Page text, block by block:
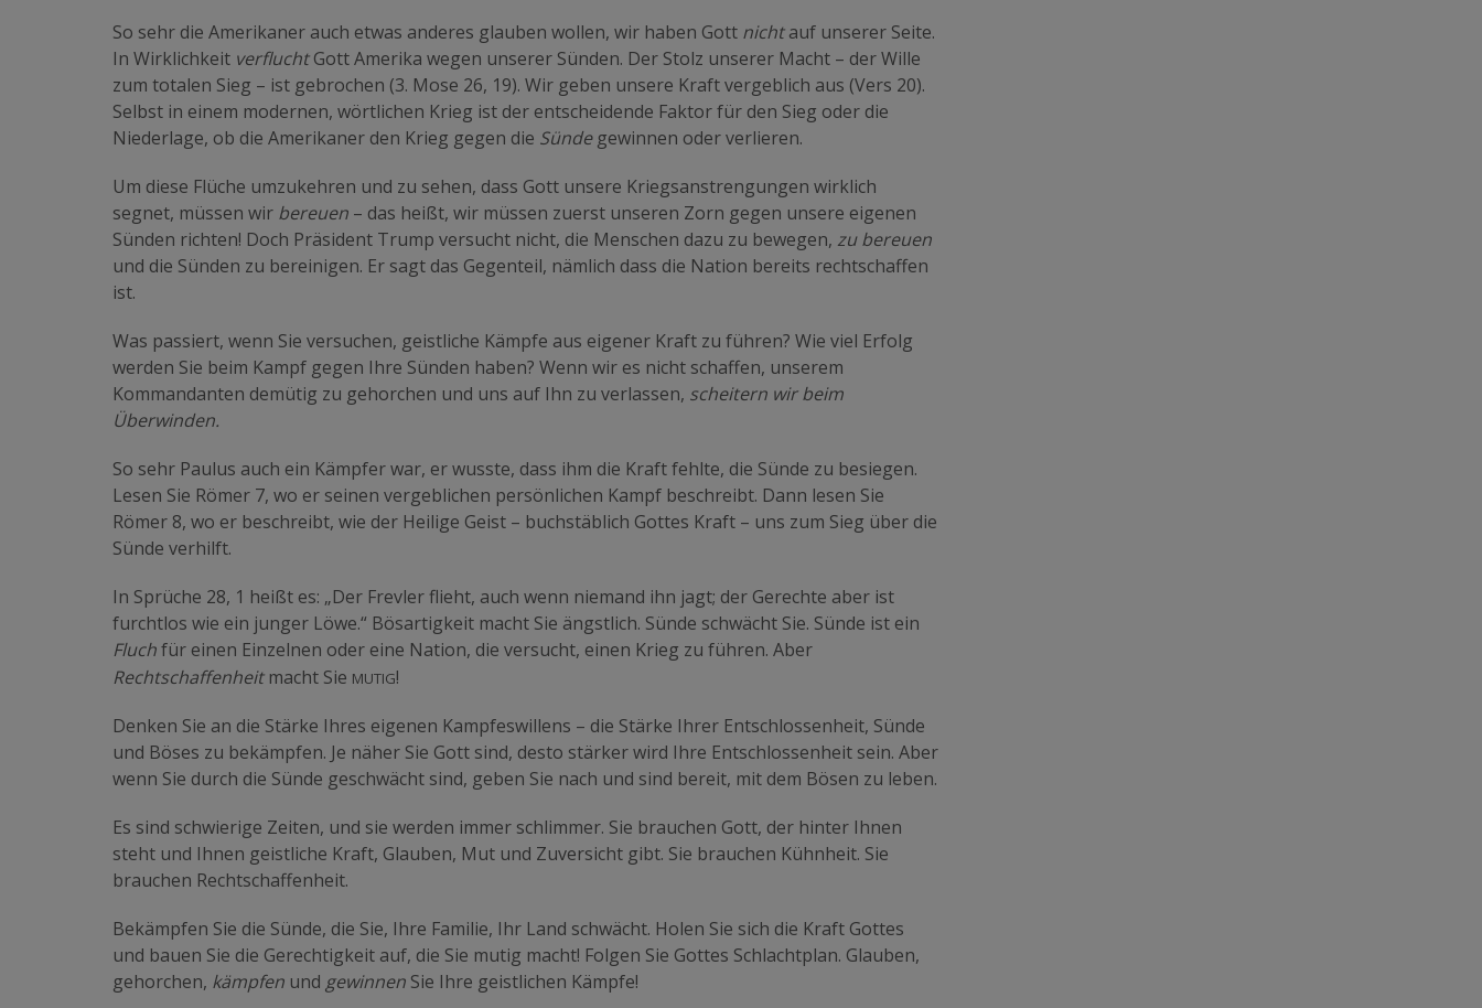
So sehr die Amerikaner auch etwas anderes glauben wollen, wir haben Gott nichtauf unserer Seite.
In Wirklichkeit verfluchtGott Amerika wegen unserer Sünden. Der Stolz unserer Macht – der Wille
zum totalen Sieg – ist gebrochen (3. Mose 26, 19). Wir geben unsere Kraft vergeblich aus (Vers 20).
Selbst in einem modernen, wörtlichen Krieg ist der entscheidende Faktor für den Sieg oder die
Niederlage, ob die Amerikaner den Krieg gegen die Sündegewinnen oder verlieren.
Um diese Flüche umzukehren und zu sehen, dass Gott unsere Kriegsanstrengungen wirklich
segnet, müssen wir bereuen – das heißt, wir müssen zuerst unseren Zorn gegen unsere eigenen
Sünden richten! Doch Präsident Trump versucht nicht, die Menschen dazu zu bewegen, zu bereuen
und die Sünden zu bereinigen. Er sagt das Gegenteil, nämlich dass die Nation bereits rechtschaffen
ist.
Was passiert, wenn Sie versuchen, geistliche Kämpfe aus eigener Kraft zu führen? Wie viel Erfolg
werden Sie beim Kampf gegen Ihre Sünden haben? Wenn wir es nicht schaffen, unserem
Kommandanten demütig zu gehorchen und uns auf Ihn zu verlassen, scheitern wir beim
Überwinden.
So sehr Paulus auch ein Kämpfer war, er wusste, dass ihm die Kraft fehlte, die Sünde zu besiegen.
Lesen Sie Römer 7, wo er seinen vergeblichen persönlichen Kampf beschreibt. Dann lesen Sie
Römer 8, wo er beschreibt, wie der Heilige Geist – buchstäblich Gottes Kraft – uns zum Sieg über die
Sünde verhilft.
In Sprüche 28, 1 heißt es: „Der Frevler flieht, auch wenn niemand ihn jagt; der Gerechte aber ist
furchtlos wie ein junger Löwe.“ Bösartigkeit macht Sie ängstlich. Sünde schwächt Sie. Sünde ist ein
Fluchfür einen Einzelnen oder eine Nation, die versucht, einen Krieg zu führen. Aber
Rechtschaffenheitmacht Sie mutig!
Denken Sie an die Stärke Ihres eigenen Kampfeswillens – die Stärke Ihrer Entschlossenheit, Sünde
und Böses zu bekämpfen. Je näher Sie Gott sind, desto stärker wird Ihre Entschlossenheit sein. Aber
wenn Sie durch die Sünde geschwächt sind, geben Sie nach und sind bereit, mit dem Bösen zu leben.
Es sind schwierige Zeiten, und sie werden immer schlimmer. Sie brauchen Gott, der hinter Ihnen
steht und Ihnen geistliche Kraft, Glauben, Mut und Zuversicht gibt. Sie brauchen Kühnheit. Sie
brauchen Rechtschaffenheit.
Bekämpfen Sie die Sünde, die Sie, Ihre Familie, Ihr Land schwächt. Holen Sie sich die Kraft Gottes
und bauen Sie die Gerechtigkeit auf, die Sie mutig macht! Folgen Sie Gottes Schlachtplan. Glauben,
gehorchen, kämpfen und gewinnen Sie Ihre geistlichen Kämpfe!